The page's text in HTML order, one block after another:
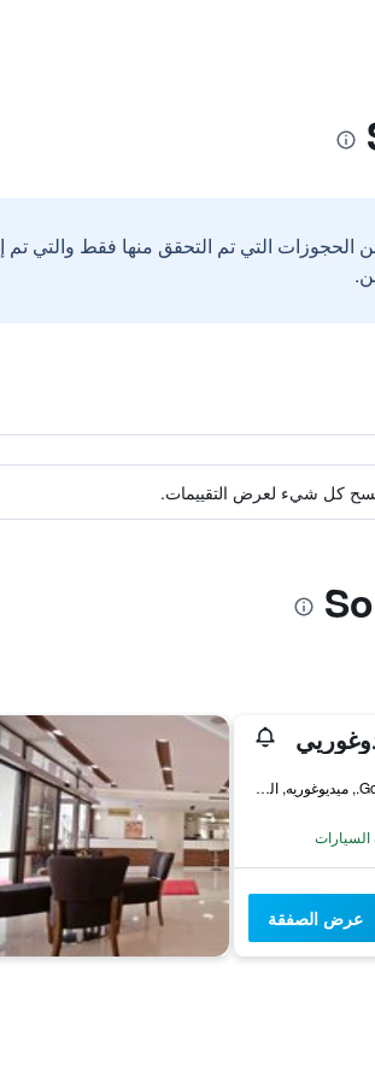
الحجوزات التي تم التحقق منها فقط والتي
مسح كل شيء لعرض التقييمات.
Gospodarska Zona, Tromeda B.B., ميديوغوريه, البوسنة والهرسك
عرض الصفقة